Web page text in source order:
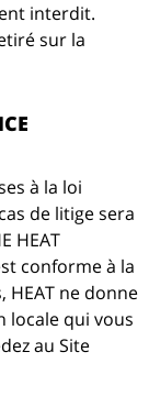
interdit.
sur la
à la loi
de litige sera
HEAT
conforme à la
HEAT ne donne
locale qui vous
au Site